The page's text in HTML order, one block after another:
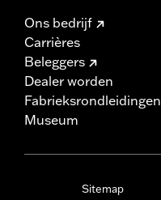
Ons bedrijf
Carrières
Beleggers
Dealer worden
Fabrieksrondleidingen
Museum
Sitemap